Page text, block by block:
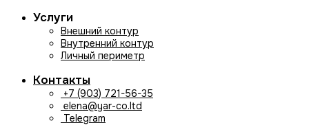
Услуги
Внешний контур
Внутренний контур
Личный периметр
Контакты
+7 (903) 721-56-35
elena@yar-co.ltd
Telegram